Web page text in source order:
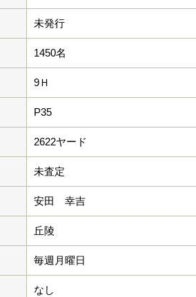
未発行
1450名
9Ｈ
P35
2622ヤード
未査定
安田 幸吉
丘陵
毎週月曜日
なし